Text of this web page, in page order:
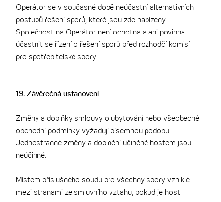
Operátor se v současné době neúčastní alternativních
postupů řešení sporů, které jsou zde nabízeny.
Společnost na Operátor není ochotna a ani povinna
účastnit se řízení o řešení sporů před rozhodčí komisí
pro spotřebitelské spory.
19. Závěrečná ustanovení
Změny a doplňky smlouvy o ubytování nebo všeobecné
obchodní podmínky vyžadují písemnou podobu.
Jednostranné změny a doplnění učiněné hostem jsou
neúčinné.
Místem příslušného soudu pro všechny spory vzniklé
mezi stranami ze smluvního vztahu, pokud je host